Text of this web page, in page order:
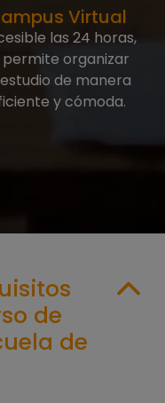
Virtual
las 24 horas,
organizar
de manera
y cómoda.
de
de